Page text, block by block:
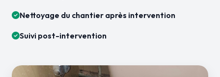
Nettoyage du chantier après intervention
Suivi post-intervention